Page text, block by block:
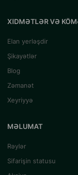
XIDMƏTLƏR VƏ
Elan yerləşdir
Şikayətlər
Blog
Zəmanət
Xeyriyyə
MƏLUMAT
Rəylər
Sifarişin statusu